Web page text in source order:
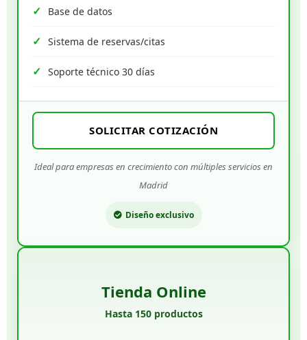
Base de datos
Sistema de reservas/citas
Soporte técnico 30 días
SOLICITAR COTIZACIÓN
Ideal para empresas en crecimiento con múltiples servicios en
Madrid
Diseño exclusivo
Tienda Online
Hasta 150 productos